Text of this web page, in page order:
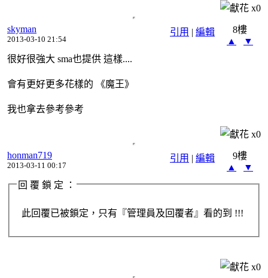
x0
引用 | 編輯
skyman
2013-03-10 21:54
8樓
▲
▼
很好很強大 sma也提供 這樣....
會有更好更多花樣的 《魔王》
我也拿去參考參考
x0
引用 | 編輯
honman719
2013-03-11 00:17
9樓
▲
▼
回 覆 鎖 定 ：
此回覆已被鎖定，只有『管理員及回覆者』看的到 !!!
x0